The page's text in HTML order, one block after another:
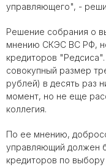
управляющего", -
Решение собрания о
мнению СКЭС ВС РФ,
кредиторов
совокупный размер
рублей) в десять раз
момент, но не еще
коллегия.
По ее мнению,
управляющий должен
кредиторов по выбору